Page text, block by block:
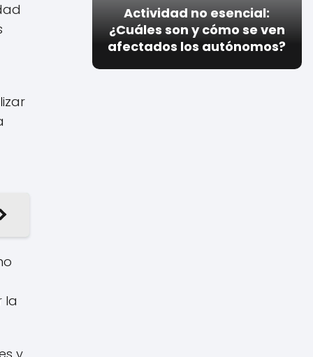
la
Actividad no esencial:
¿Cuáles son y cómo se ven
afectados los autónomos?